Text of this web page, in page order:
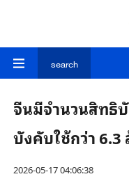
search
จีนมีจำนวนสิทธิ
บังคับใช้กว่า 6.3
2026-05-17 04:06:38